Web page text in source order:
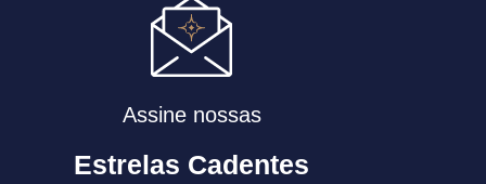
Assine nossas
Estrelas Cadentes